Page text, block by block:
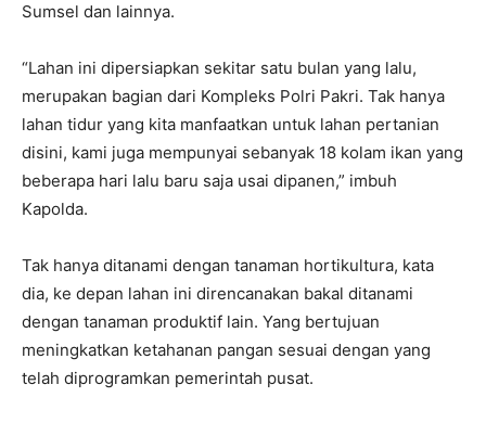
Sumsel dan lainnya.
“Lahan ini dipersiapkan sekitar satu bulan yang lalu,
merupakan bagian dari Kompleks Polri Pakri. Tak hanya
lahan tidur yang kita manfaatkan untuk lahan pertanian
disini, kami juga mempunyai sebanyak 18 kolam ikan yang
beberapa hari lalu baru saja usai dipanen,” imbuh
Kapolda.
Tak hanya ditanami dengan tanaman hortikultura, kata
dia, ke depan lahan ini direncanakan bakal ditanami
dengan tanaman produktif lain. Yang bertujuan
meningkatkan ketahanan pangan sesuai dengan yang
telah diprogramkan pemerintah pusat.